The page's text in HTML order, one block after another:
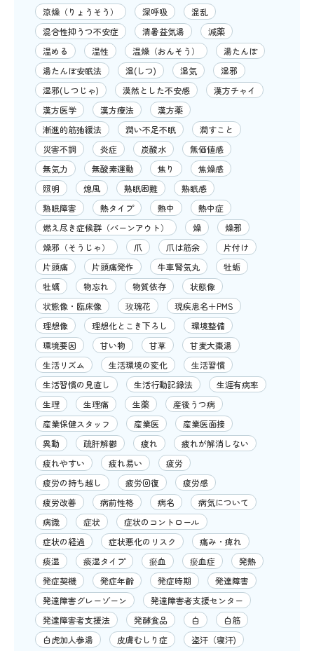
涼燥（りょうそう）
深呼吸
混乱
混合性抑うつ不安症
清暑益気湯
減薬
温める
温性 温燥（おんそう）
湯たんぽ
湯たんぽ安眠法
湿(しつ) 湿気
湿邪
湿邪(しつじゃ)
漠然とした不安感
漢方チャイ
漢方医学
漢方療法
漢方薬
漸進的筋弛緩法
潤い不足不眠
潤すこと
災害不調
炎症 炭酸水
無価値感
無気力
無酸素運動 焦り
焦燥感
照明
熄風 熟眠困難
熟眠感
熟眠障害
熱タイプ 熱中
熱中症
燃え尽き症候群（バーンアウト）
燥
燥邪
燥邪（そうじゃ）
爪 爪は筋余
片付け
片頭痛
片頭痛発作 牛車腎気丸
牡蛎
牡蠣
物忘れ 物質依存
状態像
状態像・臨床像
玫瑰花
現疾患名＋PMS
理想像
理想化とこき下ろし
環境整備
環境要因
甘い物 甘草
甘麦大棗湯
生活リズム
生活環境の変化
生活習慣
生活習慣の見直し
生活行動記録法
生涯有病率
生理
生理痛 生薬
産後うつ病
産業保健スタッフ
産業医
産業医面接
異動
疏肝解鬱 疲れ
疲れが解消しない
疲れやすい
疲れ易い
疲労
疲労の持ち越し
疲労回復
疲労感
疲労改善
病前性格 病名
病気について
病識
症状
症状のコントロール
症状の経過
症状悪化のリスク
痛み・痺れ
痰湿
痰湿タイプ 瘀血 瘀血症
発熱
発症契機
発症年齢 発症時期
発達障害
発達障害グレーゾーン
発達障害者支援センター
発達障害者支援法
発酵食品 白
白筋
白虎加人参湯
皮膚むしり症
盗汗（寝汗)